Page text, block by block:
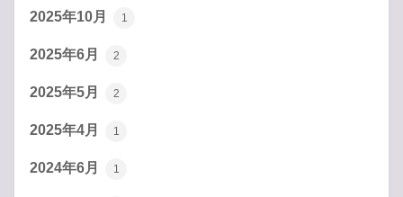
2025年10月 1
2025年6月 2
2025年5月 2
2025年4月 1
2024年6月 1